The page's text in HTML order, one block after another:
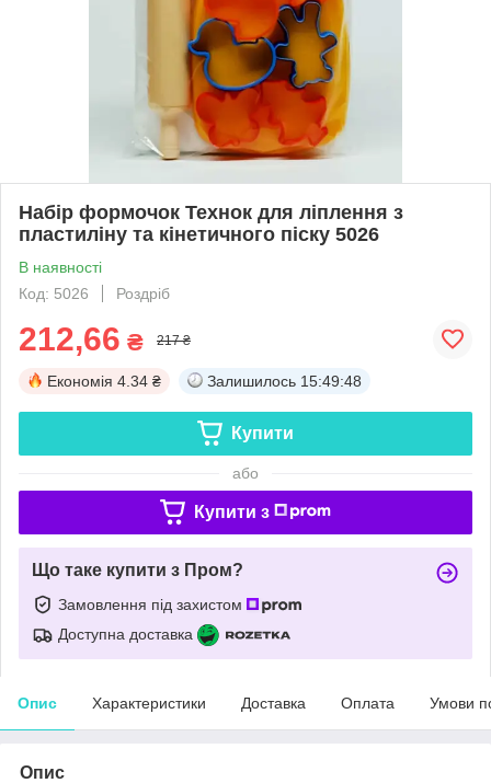
Набір формочок Технок для ліплення з
пластиліну та кінетичного піску 5026
В наявності
Код: 5026
Роздріб
212,66 ₴ 217 ₴
Економія 4.34 ₴ Залишилось 15:49:47
Купити
або
Купити з
Що таке купити з Пром?
Замовлення під захистом
Доступна доставка
Опис Характеристики Доставка Оплата Умови
Опис